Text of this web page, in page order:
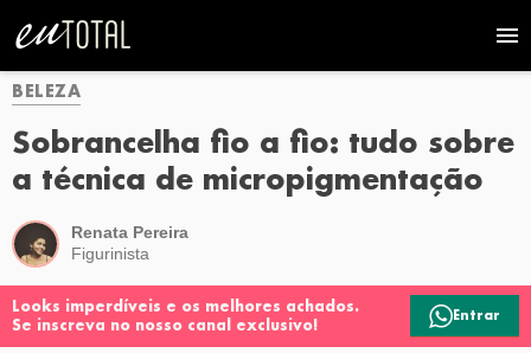
BELEZA
Sobrancelha fio a fio: tudo sobre
a técnica de micropigmentação
Renata Pereira
Figurinista
Looks imperdíveis e os melhores achados.
Se inscreva no nosso canal exclusivo!
Entrar